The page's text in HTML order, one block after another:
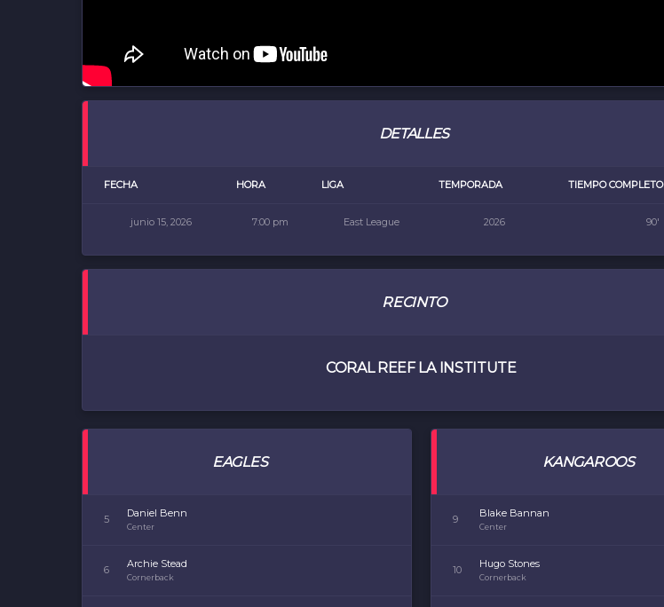
DETALLES
FECHA HORA LIGA TEMPORADA TIEMPO COMPLETO
junio 15, 2026 7:00 pm East League 2026 90'
RECINTO
CORAL REEF LA INSTITUTE
EAGLES
5 Daniel Benn
Center
6 Archie Stead
Cornerback
KANGAROOS
9 Blake Bannan
Center
10 Hugo Stones
Cornerback